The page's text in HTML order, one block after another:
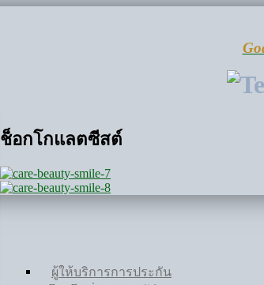
ผู้ให้บริการการประกัน
ช็อกโกแลตซีสต์